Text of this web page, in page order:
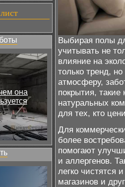
она
Выбирая полы
учитывать не
влияние на
только тренд,
атмосферу,
покрытия, такие
натуральных
для тех, кто
Для
более
помогают
и аллергенов.
легко чистятся
магазинов и